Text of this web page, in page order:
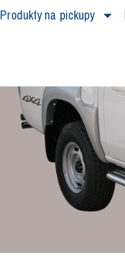
Produkty na pickupy